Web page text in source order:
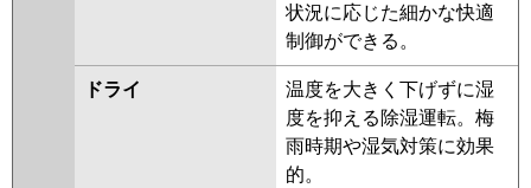
PA-P56K7SGBX PA-P56K7SGB
PA-P56K7SG PA-P56K6SGB
P56K6SGA
状況に応じた細かな快適
制御ができる。
ドライ
温度を大きく下げずに湿
度を抑える除湿運転。梅
雨時期や湿気対策に効果
的。